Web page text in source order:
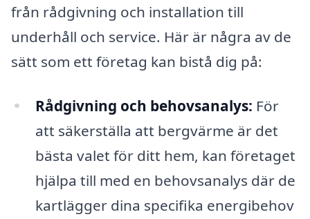
från rådgivning och installation till
underhåll och service. Här är några av de
sätt som ett företag kan bistå dig på:
Rådgivning och behovsanalys: För
att säkerställa att bergvärme är det
bästa valet för ditt hem, kan företaget
hjälpa till med en behovsanalys där de
kartlägger dina specifika energibehov